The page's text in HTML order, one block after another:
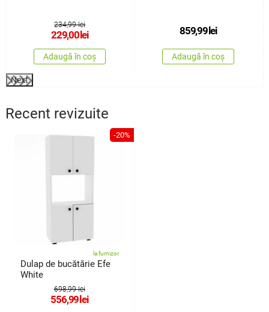
234,99 lei
229,00lei
Adaugă în coș
859,99lei
Adaugă în coș
Next
Recent revizuite
-20%
la furnizor
Dulap de bucătărie Efe
White
698,99 lei
556,99 lei